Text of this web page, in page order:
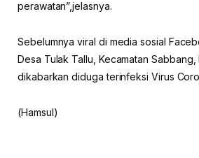
perawatan”,jelasnya.
Sebelumnya viral di media sosial
Desa Tulak Tallu, Kecamatan Sabbang,
dikabarkan diduga terinfeksi Virus
(Hamsul)